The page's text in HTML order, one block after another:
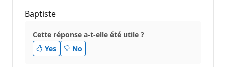
Baptiste
Cette réponse a-t-elle été utile ?
Yes
No